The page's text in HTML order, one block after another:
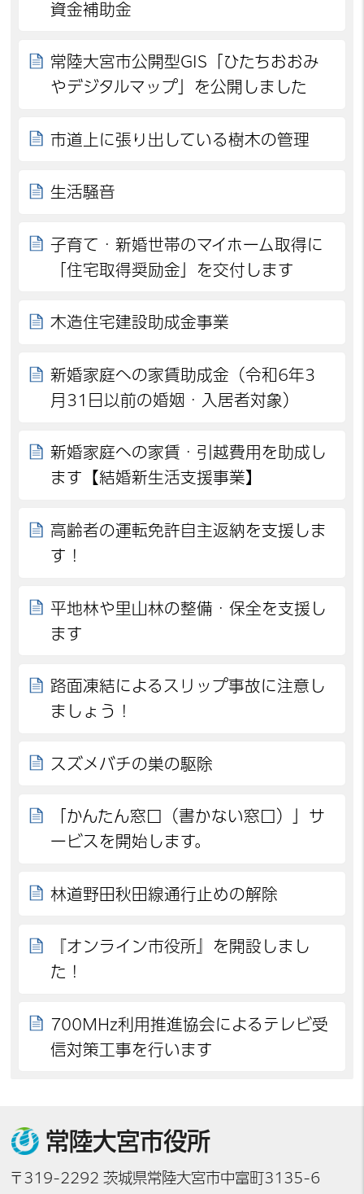
資金補助金
常陸大宮市公開型GIS「ひたちおおみ
やデジタルマップ」を公開しました
市道上に張り出している樹木の管理
生活騒音
子育て・新婚世帯のマイホーム取得に
「住宅取得奨励金」を交付します
木造住宅建設助成金事業
新婚家庭への家賃助成金（令和6年3
月31日以前の婚姻・入居者対象）
新婚家庭への家賃・引越費用を助成し
ます【結婚新生活支援事業】
高齢者の運転免許自主返納を支援しま
す！
平地林や里山林の整備・保全を支援し
ます
路面凍結によるスリップ事故に注意し
ましょう！
スズメバチの巣の駆除
「かんたん窓口（書かない窓口）」サ
ービスを開始します。
林道野田秋田線通行止めの解除
『オンライン市役所』を開設しまし
た！
700MHz利用推進協会によるテレビ受
信対策工事を行います
常陸大宮市役所
〒319-2292 茨城県常陸大宮市中富町3135-6